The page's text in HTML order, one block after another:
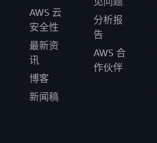
AWS 云
安全性
最新资
讯
博客
新闻稿
分析报
告
AWS 合
作伙伴